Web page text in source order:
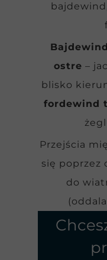
ostre –
blisko
fordewind
Przejścia
się poprzez
do